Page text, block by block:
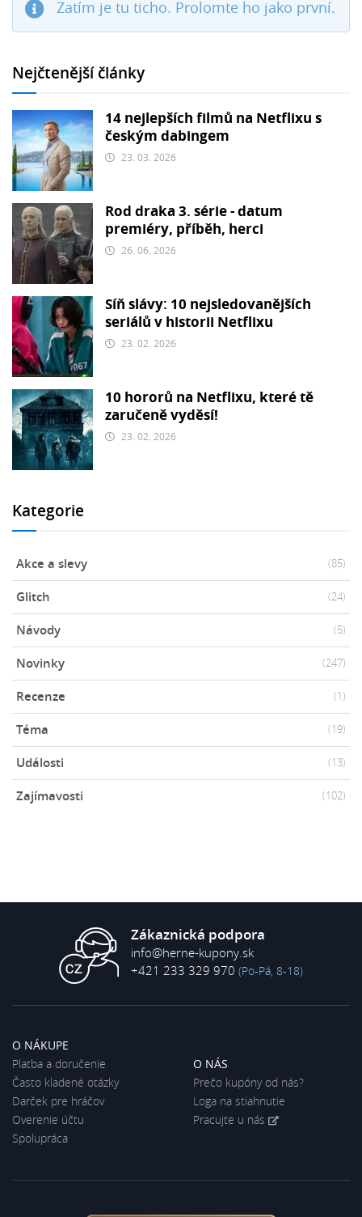
Zatím je tu ticho. Prolomte ho jako první.
Nejčtenější články
14 nejlepších filmů na Netflixu s
českým dabingem
23. 03. 2026
Rod draka 3. série - datum
premiéry, příběh, herci
26. 06. 2026
Síň slávy: 10 nejsledovanějších
seriálů v historii Netflixu
23. 02. 2026
10 hororů na Netflixu, které tě
zaručeně vyděsí!
23. 02. 2026
Kategorie
Akce a slevy (85)
Glitch (24)
Návody (5)
Novinky (247)
Recenze (1)
Téma (19)
Události (13)
Zajímavosti (102)
Zákaznická podpora
info@herne-kupony.sk
+421 233 329 970 (Po-Pá, 8-18)
O NÁKUPE
Platba a doručenie
Často kladené otázky
Darček pre hráčov
Overenie účtu
Spolupráca
O NÁS
Prečo kupóny od nás?
Loga na stiahnutie
Pracujte u nás